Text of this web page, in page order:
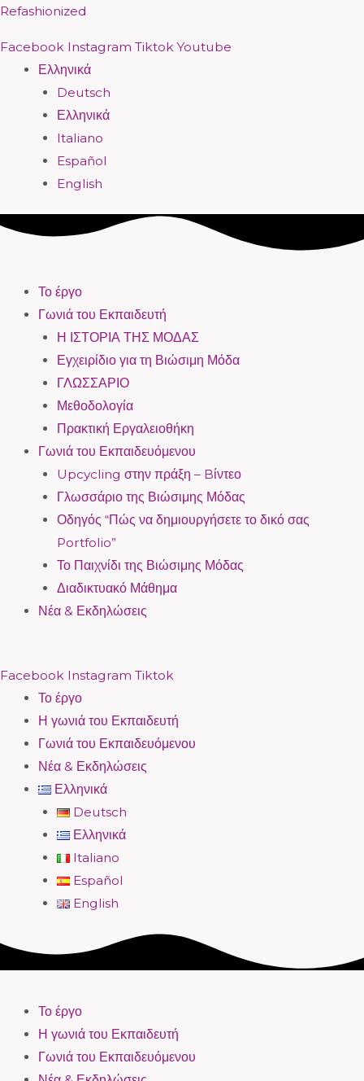
Μετάβαση
περιεχόμενο
Refashionized
Facebook Instagram Tiktok Youtube
Menu
Ελληνικά
Deutsch
Ελληνικά
Italiano
Español
English
Menu
Το έργο
Γωνιά του Εκπαιδευτή
Η ΙΣΤΟΡΙΑ ΤΗΣ ΜΟΔΑΣ
Εγχειρίδιο για τη Βιώσιμη Μόδα
ΓΛΩΣΣΑΡΙΟ
Μεθοδολογία
Πρακτική Εργαλειοθήκη
Γωνιά του Εκπαιδευόμενου
Upcycling στην πράξη – Bίντεο
Γλωσσάριο της Βιώσιμης Μόδας
Οδηγός “Πώς να δημιουργήσετε το δικό σας
Portfolio”
Το Παιχνίδι της Βιώσιμης Μόδας
Διαδικτυακό Μάθημα
Νέα & Εκδηλώσεις
Facebook Instagram Tiktok
Menu
Το έργο
Η γωνιά του Εκπαιδευτή
Γωνιά του Εκπαιδευόμενου
Νέα & Εκδηλώσεις
Ελληνικά
Deutsch
Ελληνικά
Italiano
Español
English
Menu
Το έργο
Η γωνιά του Εκπαιδευτή
Γωνιά του Εκπαιδευόμενου
Menu
Menu
Menu
Menu